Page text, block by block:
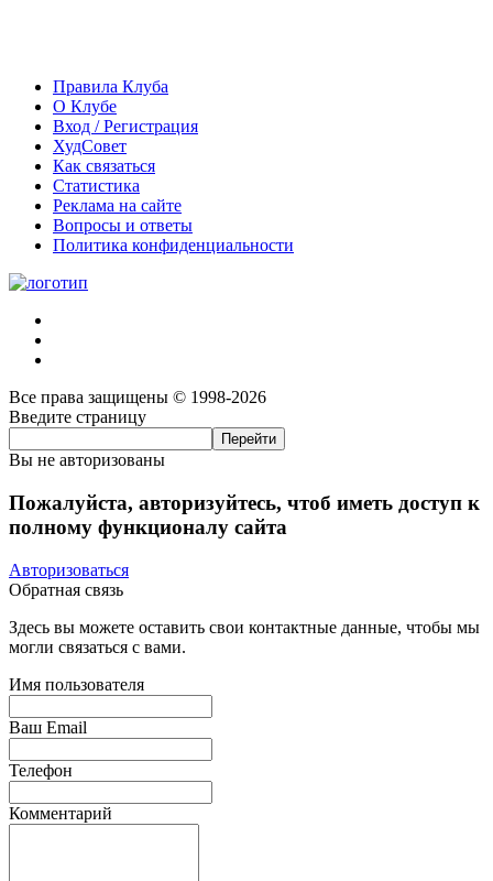
Правила Клуба
О Клубе
Вход / Регистрация
ХудСовет
Как связаться
Статистика
Реклама на сайте
Вопросы и ответы
Политика конфиденциальности
Все права защищены © 1998-2026
Введите страницу
Вы не авторизованы
Пожалуйста, авторизуйтесь, чтоб иметь доступ к
полному функционалу сайта
Авторизоваться
Обратная связь
Здесь вы можете оставить свои контактные данные, чтобы мы
могли связаться с вами.
Имя пользователя
Ваш Email
Телефон
Комментарий